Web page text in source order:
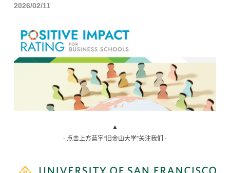
2026/02/11
▲
- 点击上方蓝字“旧金山大学”关注我们 -